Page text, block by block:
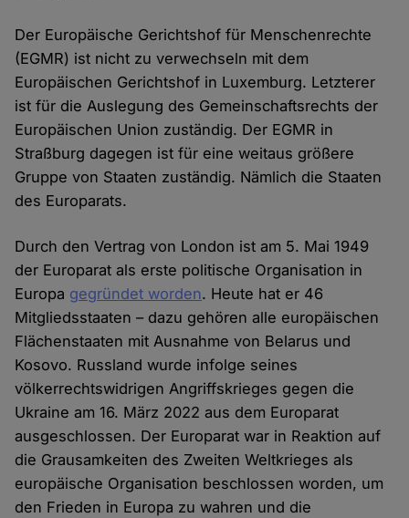
Der Europäische Gerichtshof für Menschenrechte
(EGMR) ist nicht zu verwechseln mit dem
Europäischen Gerichtshof in Luxemburg. Letzterer
ist für die Auslegung des Gemeinschaftsrechts der
Europäischen Union zuständig. Der EGMR in
Straßburg dagegen ist für eine weitaus größere
Gruppe von Staaten zuständig. Nämlich die Staaten
des Europarats.
Durch den Vertrag von London ist am 5. Mai 1949
der Europarat als erste politische Organisation in
Europa gegründet worden. Heute hat er 46
Mitgliedsstaaten – dazu gehören alle europäischen
Flächenstaaten mit Ausnahme von Belarus und
Kosovo. Russland wurde infolge seines
völkerrechtswidrigen Angriffskrieges gegen die
Ukraine am 16. März 2022 aus dem Europarat
ausgeschlossen. Der Europarat war in Reaktion auf
die Grausamkeiten des Zweiten Weltkrieges als
europäische Organisation beschlossen worden, um
den Frieden in Europa zu wahren und die